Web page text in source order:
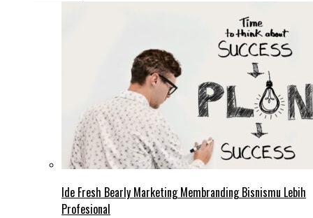
Ide Fresh Bearly Marketing Membranding Bisnismu Lebih
Profesional